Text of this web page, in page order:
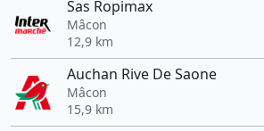
Sas Ropimax
Mâcon
12,9 km
Auchan Rive De Saone
Mâcon
15,9 km